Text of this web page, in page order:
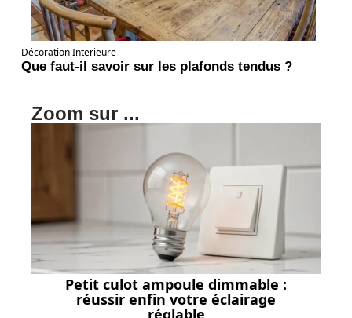
Décoration Interieure
Que faut-il savoir sur les plafonds tendus ?
Zoom sur ...
Petit culot ampoule dimmable :
réussir enfin votre éclairage
réglable